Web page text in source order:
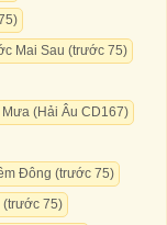
Mai Sau (trước 75)
(Hải Âu CD167)
Đông (trước 75)
(trước 75)